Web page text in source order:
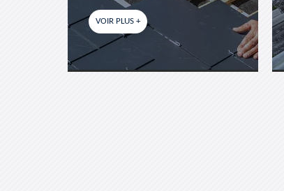
VOIR PLUS +